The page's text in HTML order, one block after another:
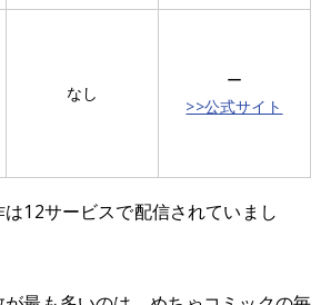
なし
ー
>>公式サイト
12サービスで配信されていまし